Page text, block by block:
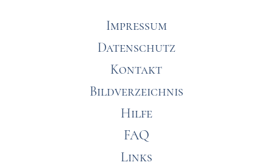
Impressum
Datenschutz
Kontakt
Bildverzeichnis
Hilfe
FAQ
Links